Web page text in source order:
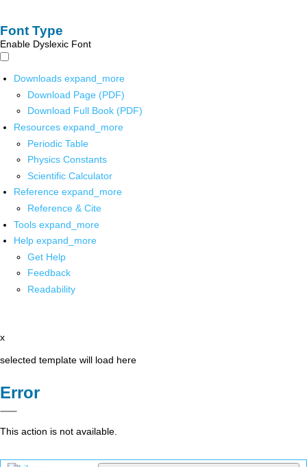
Font Type
Enable Dyslexic Font
Downloads expand_more
Download Page (PDF)
Download Full Book (PDF)
Resources expand_more
Periodic Table
Physics Constants
Scientific Calculator
Reference expand_more
Reference & Cite
Tools expand_more
Help expand_more
Get Help
Feedback
Readability
x
selected template will load here
Error
This action is not available.